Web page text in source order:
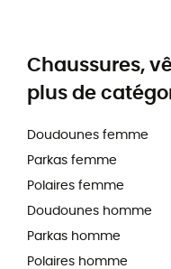
Chaussures,
plus de
Doudounes femme
Parkas femme
Polaires femme
Doudounes homme
Parkas homme
Polaires homme